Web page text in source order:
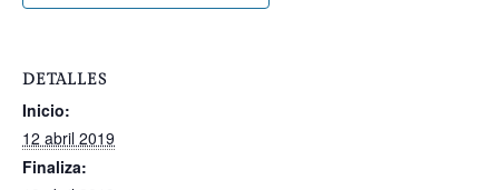
DETALLES
Inicio:
12 abril 2019
Finaliza: